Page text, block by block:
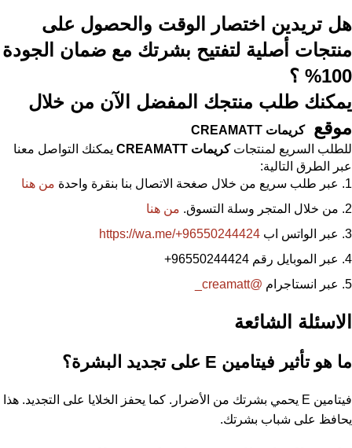
هل تريدين اختصار الوقت والحصول على
منتجات أصلية لتفتيح بشرتك مع ضمان الجودة
100% ؟
يمكنك طلب منتجك المفضل الآن من خلال
موقع
كريمات CREAMATT
للطلب السريع لمنتجاتكريمات CREAMATT يمكنك التواصل معنا
عبر الطرق التالية:
عبر طلب سريع من خلال صغحة الاتصال بنا بنقرة واحدة من هنا
من خلال المتجر وسلة التسوق. من هنا
عبر الواتس اب https://wa.me/+96550244424
عبر الموبايل رقم 96550244424
+
عبر انستاجرام @creamatt_
الاسئلة الشائعة
ما هو تأثير فيتامين E على تجديد البشرة؟
فيتامين E يحمي بشرتك من الأضرار. كما يحفز الخلايا على التجديد. هذا
يحافظ على شباب بشرتك.